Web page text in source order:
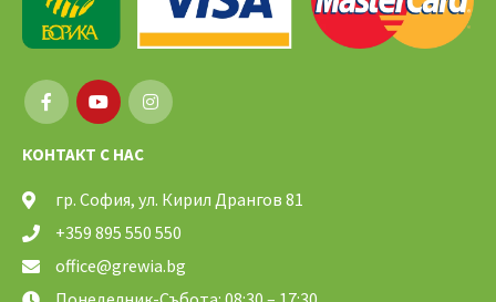
КОНТАКТ С НАС
гр. София, ул. Кирил Дрангов 81
+359 895 550 550
office@grewia.bg